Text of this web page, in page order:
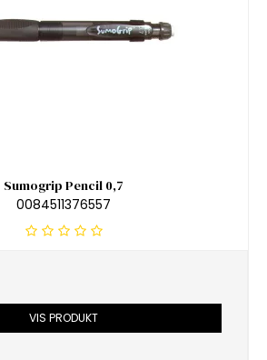
Sumogrip Pencil 0,7
0084511376557
VIS PRODUKT